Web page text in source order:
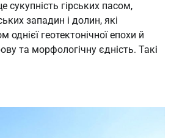
сукупність гірських пасом,
западин і долин, які
однієї геотектонічної епохи й
та морфологічну єдність. Такі